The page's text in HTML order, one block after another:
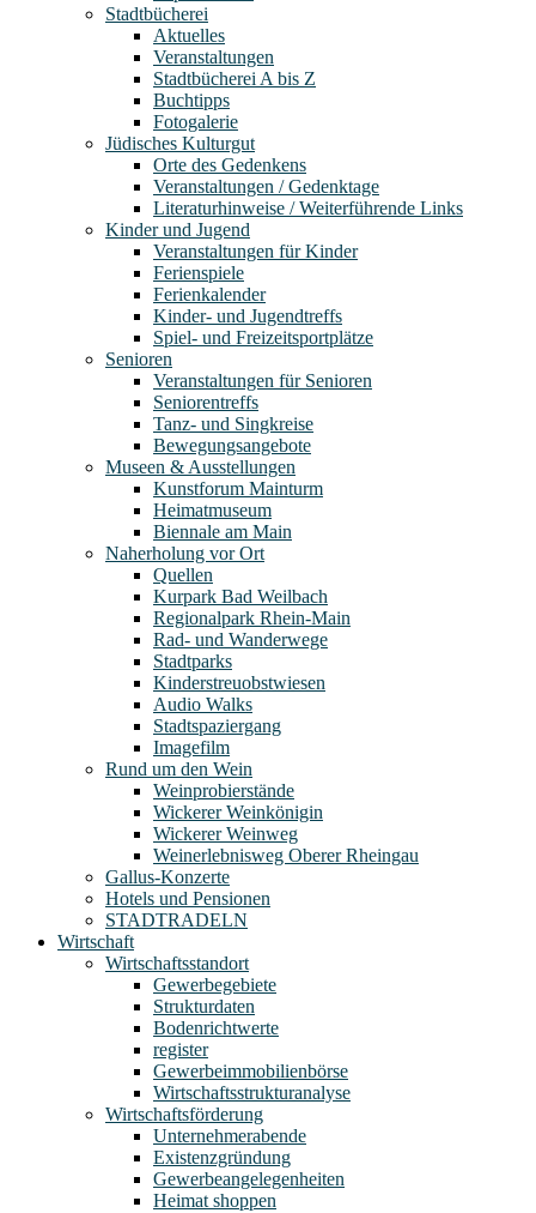
Stadtbücherei
Aktuelles
Veranstaltungen
Stadtbücherei A bis Z
Buchtipps
Fotogalerie
Jüdisches Kulturgut
Orte des Gedenkens
Veranstaltungen / Gedenktage
Literaturhinweise / Weiterführende Links
Kinder und Jugend
Veranstaltungen für Kinder
Ferienspiele
Ferienkalender
Kinder- und Jugendtreffs
Spiel- und Freizeitsportplätze
Senioren
Veranstaltungen für Senioren
Seniorentreffs
Tanz- und Singkreise
Bewegungsangebote
Museen & Ausstellungen
Kunstforum Mainturm
Heimatmuseum
Biennale am Main
Naherholung vor Ort
Quellen
Kurpark Bad Weilbach
Regionalpark Rhein-Main
Rad- und Wanderwege
Stadtparks
Kinderstreuobstwiesen
Audio Walks
Stadtspaziergang
Imagefilm
Rund um den Wein
Weinprobierstände
Wickerer Weinkönigin
Wickerer Weinweg
Weinerlebnisweg Oberer Rheingau
Gallus-Konzerte
Hotels und Pensionen
STADTRADELN
Wirtschaft
Wirtschaftsstandort
Gewerbegebiete
Strukturdaten
Bodenrichtwerte
register
Gewerbeimmobilienbörse
Wirtschaftsstrukturanalyse
Wirtschaftsförderung
Unternehmerabende
Existenzgründung
Gewerbeangelegenheiten
Heimat shoppen